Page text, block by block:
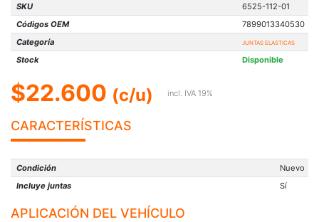
SKU
6525-112-01
Códigos OEM
7899013340530
Categoría
JUNTAS ELASTICAS
Stock Disponible
$22.600 (c/u) incl. IVA 19%
CARACTERÍSTICAS
Condición
Nuevo
Incluye juntas
Sí
APLICACIÓN DEL VEHÍCULO